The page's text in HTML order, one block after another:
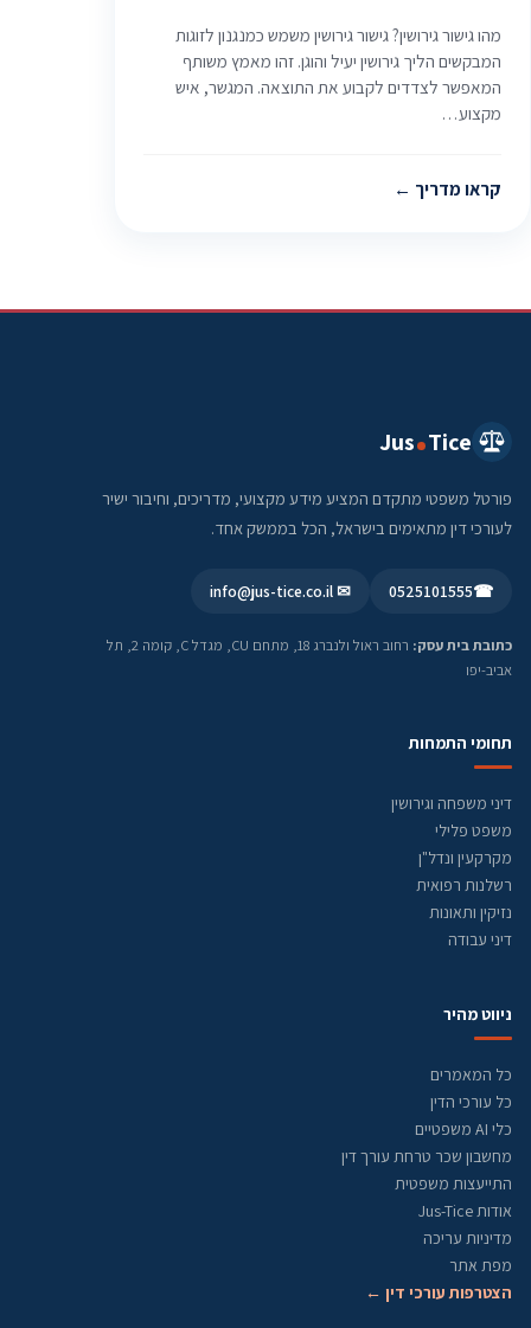
מהו גישור גירושין? גישור גירושין משמש כמנגנון לזוגות
המבקשים הליך גירושין יעיל והוגן. זהו מאמץ משותף
המאפשר לצדדים לקבוע את התוצאה. המגשר, איש
מקצוע…
קראו מדריך
Jus Tice
פורטל משפטי מתקדם המציע מידע מקצועי, מדריכים, וחיבור ישיר
לעורכי דין מתאימים בישראל, הכל בממשק אחד.
☎
0525101555
✉ info@jus-tice.co.il
כתובת בית עסק:
רחוב ראול ולנברג 18, מתחם CU, מגדל C, קומה 2, תל
אביב-יפו
תחומי התמחות
דיני משפחה וגירושין
משפט פלילי
מקרקעין ונדל"ן
רשלנות רפואית
נזיקין ותאונות
דיני עבודה
ניווט מהיר
כל המאמרים
כל עורכי הדין
כלי AI משפטיים
מחשבון שכר טרחת עורך דין
התייעצות משפטית
אודות Jus-Tice
מדיניות עריכה
מפת אתר
הצטרפות עורכי דין ←